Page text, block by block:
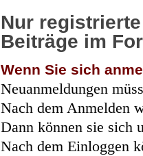
Nur
Beiträge im
Wenn Sie sich
Neuanmeldungen
Nach dem Anmelden
Dann können sie sich
Nach dem Einloggen